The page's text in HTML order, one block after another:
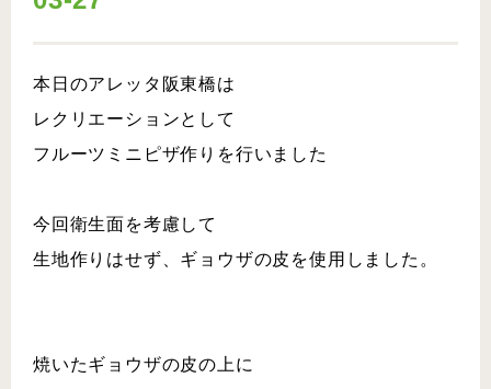
本日のアレッタ阪東橋は
レクリエーションとして
フルーツミニピザ作りを行いました
今回衛生面を考慮して
生地作りはせず、ギョウザの皮を使用しました。
焼いたギョウザの皮の上に